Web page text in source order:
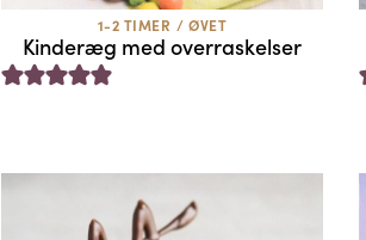
1-2 TIMER /ØVET
Kinderæg med overraskelser